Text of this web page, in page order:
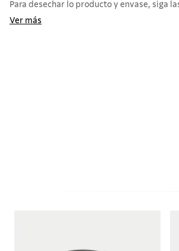
Para desechar lo producto y envase, siga
Ver más